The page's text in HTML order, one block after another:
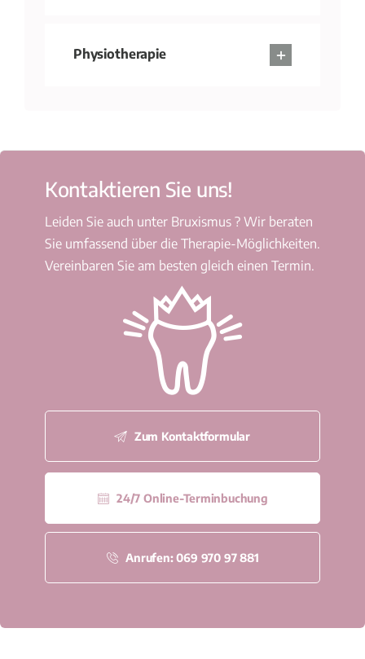
Physiotherapie
Kontaktieren Sie uns!
Leiden Sie auch unter Bruxismus ? Wir beraten
Sie umfassend über die Therapie-Möglichkeiten.
Vereinbaren Sie am besten gleich einen Termin.
Zum Kontaktformular
24/7 Online-Terminbuchung
Anrufen: 069 970 97 881